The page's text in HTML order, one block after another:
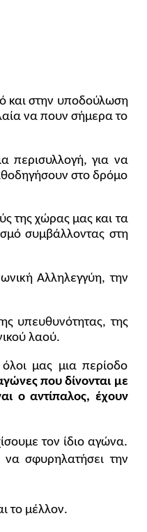
και στην υποδούλωση
να πουν σήμερα το
περισυλλογή, για να
στο δρόμο
της χώρας μας και τα
συμβάλλοντας στη
Αλληλεγγύη, την
υπευθυνότητας, της
λαού.
μας μια περίοδο
που δίνονται με
ο αντίπαλος, έχουν
τον ίδιο αγώνα.
να σφυρηλατήσει την
το μέλλον.